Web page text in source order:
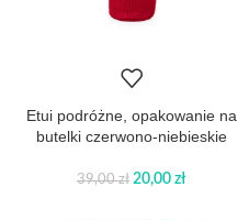
Etui podróżne, opakowanie na
butelki czerwono-niebieskie
39,00zł 20,00 zł